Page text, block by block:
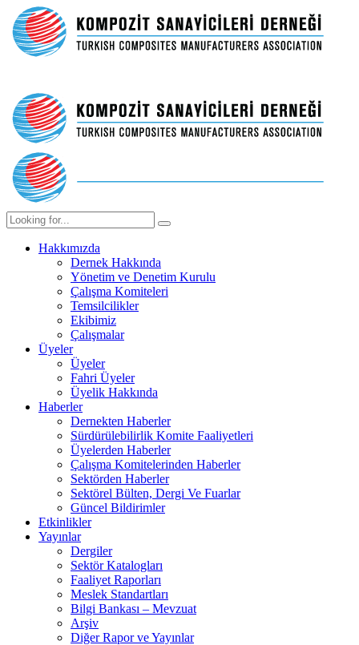
Hakkımızda
Dernek Hakkında
Yönetim ve Denetim Kurulu
Çalışma Komiteleri
Temsilcilikler
Ekibimiz
Çalışmalar
Üyeler
Üyeler
Fahri Üyeler
Üyelik Hakkında
Haberler
Dernekten Haberler
Sürdürülebilirlik Komite Faaliyetleri
Üyelerden Haberler
Çalışma Komitelerinden Haberler
Sektörden Haberler
Sektörel Bülten, Dergi Ve Fuarlar
Güncel Bildirimler
Etkinlikler
Yayınlar
Dergiler
Sektör Katalogları
Faaliyet Raporları
Meslek Standartları
Bilgi Bankası – Mevzuat
Arşiv
Diğer Rapor ve Yayınlar